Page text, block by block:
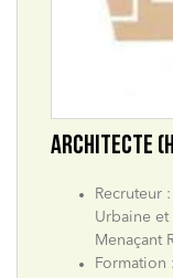
ARCHITECTE
Recruteur
Urbaine et
Menaçant
Formation